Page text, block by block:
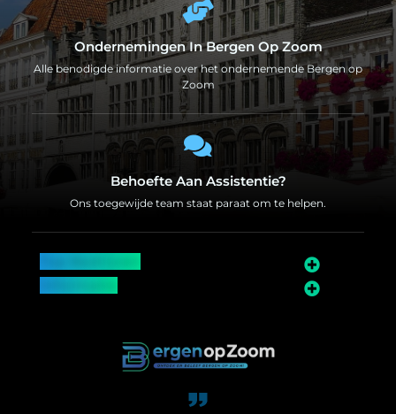
Ondernemingen In Bergen Op Zoom
Alle benodigde informatie over het ondernemende Bergen op
Zoom
Behoefte Aan Assistentie?
Ons toegewijde team staat paraat om te helpen.